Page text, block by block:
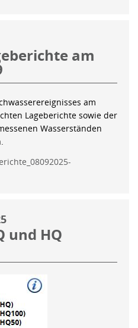
am
am
Lageberichte sowie der
Wasserständen
und HQ